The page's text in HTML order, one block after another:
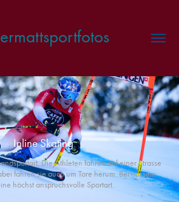
Inline Skating
Die Athleten fahren auf einer Strasse
fahren sie auch um Tore herum. Bei nassem
höchst anspruchsvolle Sportart.